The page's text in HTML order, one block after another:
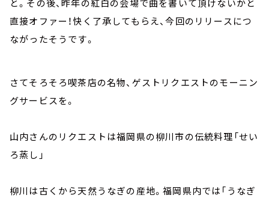
と。その後、昨年の紅白の会場で曲を書いて頂けないかと
直接オファー！快く了承してもらえ、今回のリリースにつ
ながったそうです。
さてそろそろ喫茶店の名物、ゲストリクエストのモーニン
グサービスを。
山内さんのリクエストは福岡県の柳川市の伝統料理「せい
ろ蒸し」
柳川は古くから天然うなぎの産地。福岡県内では「うなぎ